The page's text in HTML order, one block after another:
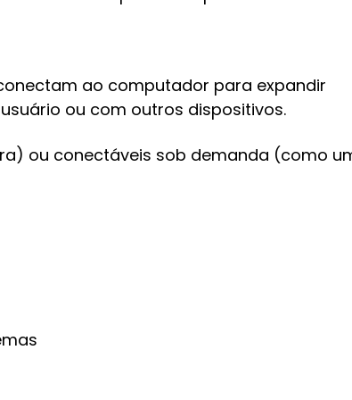
ao computador para expandir
ou com outros dispositivos.
ou conectáveis sob demanda (como